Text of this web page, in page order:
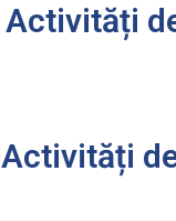
Activități
Activități